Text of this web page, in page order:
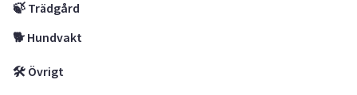
🍃 Trädgård
🐕 Hundvakt
🛠 Övrigt